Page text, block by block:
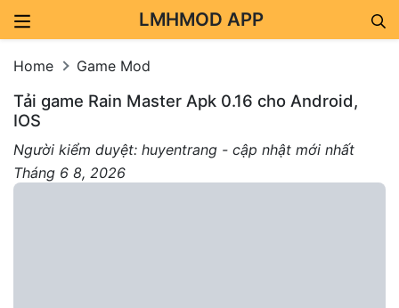
LMHMOD APP
Home Game Mod
Tải game Rain Master Apk 0.16 cho Android,
IOS
Người kiểm duyệt: huyentrang - cập nhật mới nhất
Tháng 6 8, 2026